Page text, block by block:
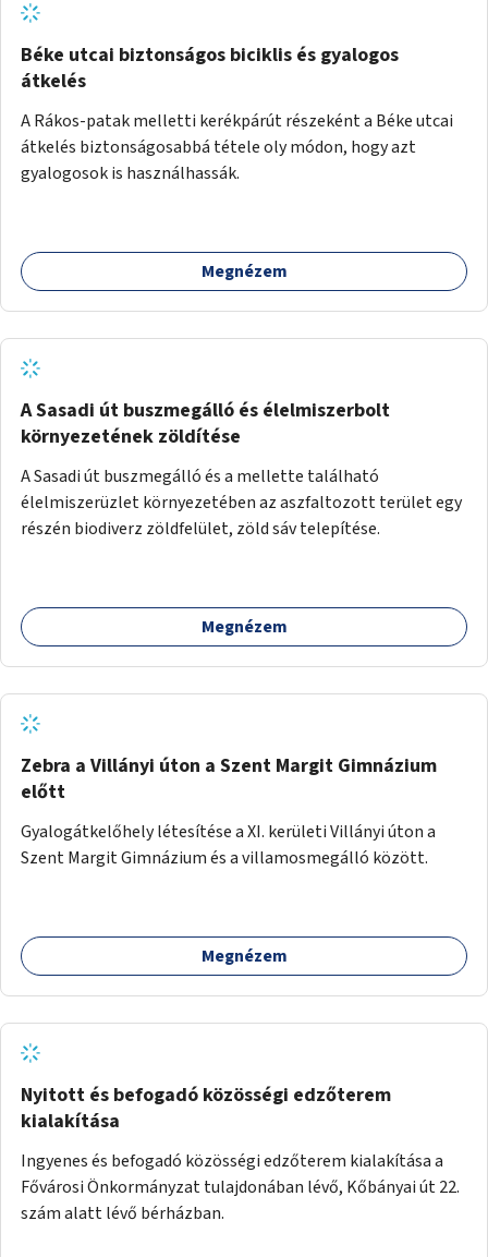
Béke utcai biztonságos biciklis és gyalogos
átkelés
A Rákos-patak melletti kerékpárút részeként a Béke utcai
átkelés biztonságosabbá tétele oly módon, hogy azt
gyalogosok is használhassák.
Megnézem
A Sasadi út buszmegálló és élelmiszerbolt
környezetének zöldítése
A Sasadi út buszmegálló és a mellette található
élelmiszerüzlet környezetében az aszfaltozott terület egy
részén biodiverz zöldfelület, zöld sáv telepítése.
Megnézem
Zebra a Villányi úton a Szent Margit Gimnázium
előtt
Gyalogátkelőhely létesítése a XI. kerületi Villányi úton a
Szent Margit Gimnázium és a villamosmegálló között.
Megnézem
Nyitott és befogadó közösségi edzőterem
kialakítása
Ingyenes és befogadó közösségi edzőterem kialakítása a
Fővárosi Önkormányzat tulajdonában lévő, Kőbányai út 22.
szám alatt lévő bérházban.